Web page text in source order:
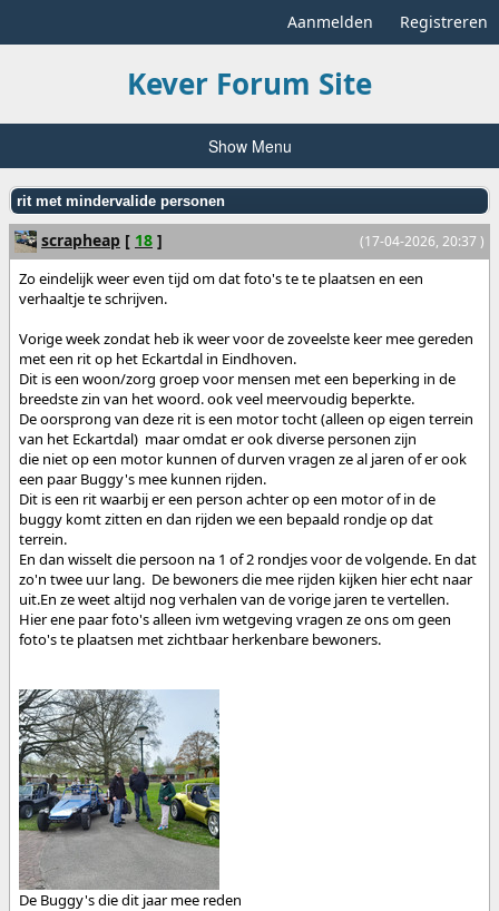
Aanmelden Registreren
Kever Forum Site
Show Menu
rit met mindervalide personen
(17-04-2026, 20:37 )
scrapheap [ 18 ]
Zo eindelijk weer even tijd om dat foto's te te plaatsen en een
verhaaltje te schrijven.
Vorige week zondat heb ik weer voor de zoveelste keer mee gereden
met een rit op het Eckartdal in Eindhoven.
Dit is een woon/zorg groep voor mensen met een beperking in de
breedste zin van het woord. ook veel meervoudig beperkte.
De oorsprong van deze rit is een motor tocht (alleen op eigen terrein
van het Eckartdal) maar omdat er ook diverse personen zijn
die niet op een motor kunnen of durven vragen ze al jaren of er ook
een paar Buggy's mee kunnen rijden.
Dit is een rit waarbij er een person achter op een motor of in de
buggy komt zitten en dan rijden we een bepaald rondje op dat
terrein.
En dan wisselt die persoon na 1 of 2 rondjes voor de volgende. En dat
zo'n twee uur lang. De bewoners die mee rijden kijken hier echt naar
uit.En ze weet altijd nog verhalen van de vorige jaren te vertellen.
Hier ene paar foto's alleen ivm wetgeving vragen ze ons om geen
foto's te plaatsen met zichtbaar herkenbare bewoners.
De Buggy's die dit jaar mee reden